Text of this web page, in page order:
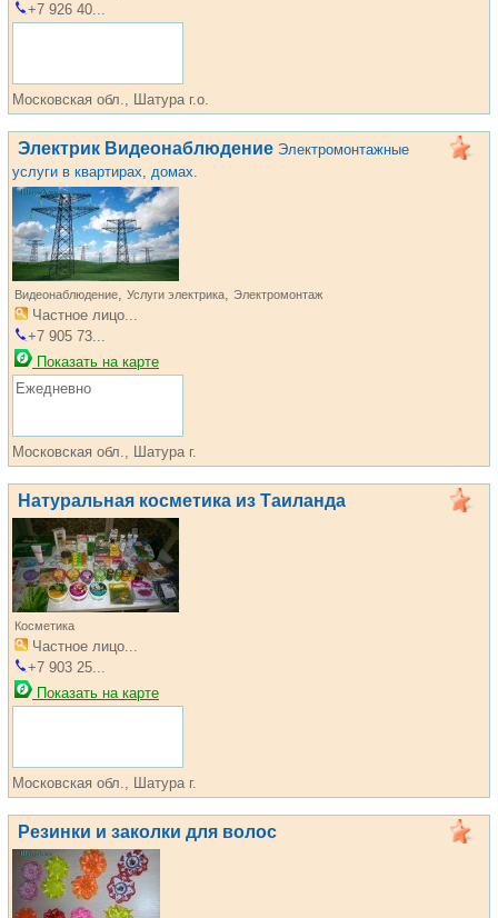
+7 926 40...
Московская обл., Шатура г.о.
Электрик Видеонаблюдение Электромонтажные
услуги в квартирах, домах.
Видеонаблюдение, Услуги электрика, Электромонтаж
Частное лицо...
+7 905 73...
Показать на карте
Ежедневно
Московская обл., Шатура г.
Натуральная косметика из Таиланда
Косметика
Частное лицо...
+7 903 25...
Показать на карте
Московская обл., Шатура г.
Резинки и заколки для волос